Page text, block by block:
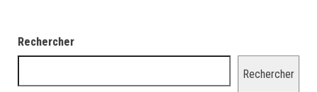
Rechercher
Rechercher